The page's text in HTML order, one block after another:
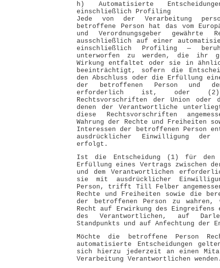
h) Automatisierte
einschließlich Profiling
Jede von der Verarbeitung
betroffene Person hat das vom
und Verordnungsgeber
ausschließlich auf einer
einschließlich Profiling —
unterworfen zu werden, die ihr
Wirkung entfaltet oder sie in
beeinträchtigt, sofern die
den Abschluss oder die Erfüllung
der betroffenen Person und
erforderlich ist, oder (2)
Rechtsvorschriften der Union oder
denen der Verantwortliche
diese Rechtsvorschriften
Wahrung der Rechte und Freiheiten
Interessen der betroffenen Person
ausdrücklicher Einwilligung der
erfolgt.
Ist die Entscheidung (1) für den
Erfüllung eines Vertrags zwischen
und dem Verantwortlichen
sie mit ausdrücklicher
Person, trifft Till Felber
Rechte und Freiheiten sowie die
der betroffenen Person zu wahren,
Recht auf Erwirkung des Eingreifens
des Verantwortlichen, auf
Standpunkts und auf Anfechtung der
Möchte die betroffene Person
automatisierte Entscheidungen
sich hierzu jederzeit an einen
Verarbeitung Verantwortlichen